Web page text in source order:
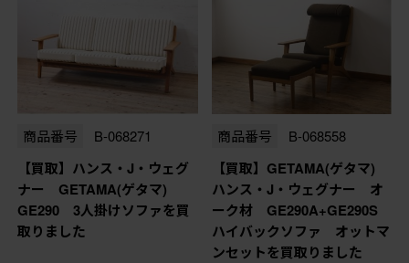
商品番号 B-068271
【買取】ハンス・J・ウェグ
ナー GETAMA(ゲタマ)
GE290 3人掛けソファを買
取りました
商品番号 B-068558
【買取】GETAMA(ゲタマ)
ハンス・J・ウェグナー オ
ーク材 GE290A+GE290S
ハイバックソファ オットマ
ンセットを買取りました